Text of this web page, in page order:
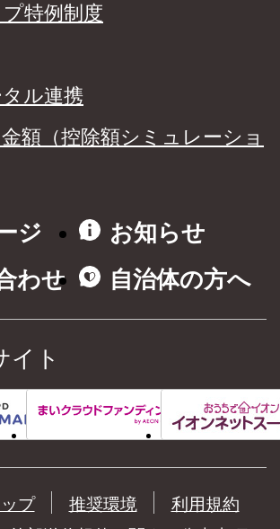
特例制度
ル連携
額（控除額シミュレーショ
ジ
お知らせ
わせ
自治体の方へ
イト
プ 推奨環境
利用規約